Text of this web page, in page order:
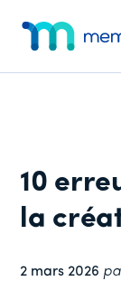
content
barre
de
en-
un
10
la
2 mars 2026